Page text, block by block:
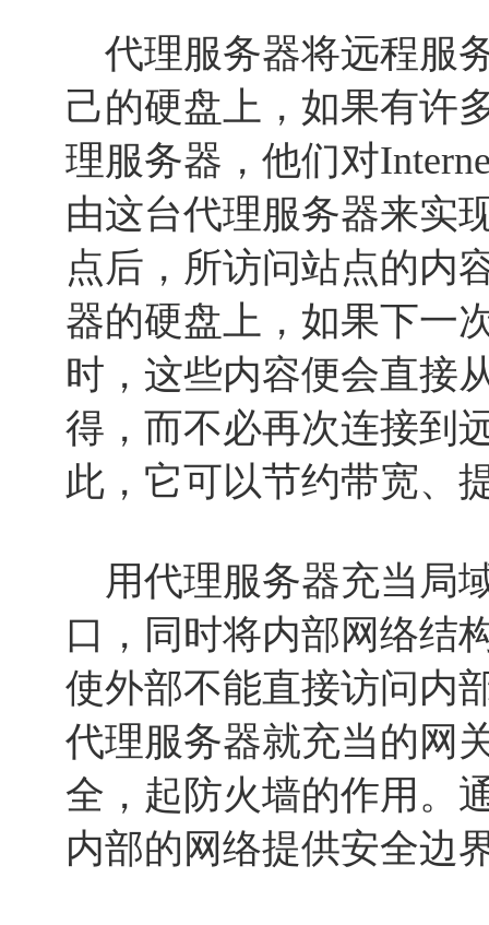
代理服务器将远程服
己的硬盘上，如果有许
理服务器，他们对
由这台代理服务器来实
点后，所访问站点的内
器的硬盘上，如果下一
时，这些内容便会直接
得，而不必再次连接到
此，它可以节约带宽、
用代理服务器充当局
口，同时将内部网络结
使外部不能直接访问内
代理服务器就充当的网
全，起防火墙的作用。
内部的网络提供安全边